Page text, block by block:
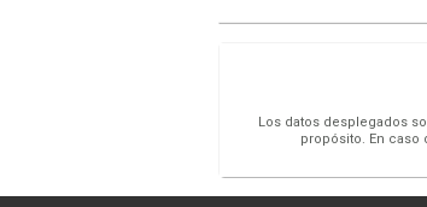
Los datos desplegados
propósito. En